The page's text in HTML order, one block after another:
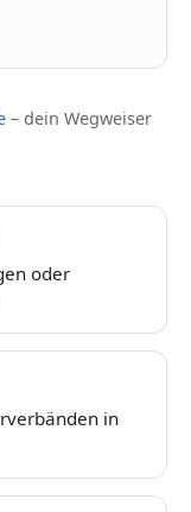
– dein Wegweiser
oder
in